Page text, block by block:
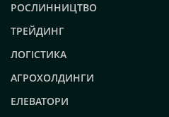
РОСЛИННИЦТВО
ТРЕЙДИНГ
ЛОГІСТИКА
АГРОХОЛДИНГИ
ЕЛЕВАТОРИ